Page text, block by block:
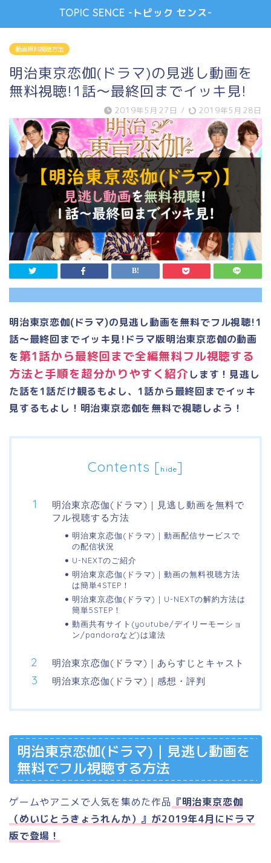
TOPIC SENCE -トピック センス-
動画無料視聴方法
明治東京恋伽(ドラマ)の見逃し動画を
無料視聴!1話～最終回までイッキ見!
2019年5月27日 / 2019年5月28日
明治東京恋伽(ドラマ)の見逃し動画を無料でフル視聴!1
話～最終回までイッキ見!ドラマ版明治東京恋伽の動画
を第1話から最終回まで全編無料フル視聴する
方法と手順を超分かりやすく紹介 します！見逃し
た話を1話だけ観るもよし、1話から最終回までイッキ
見するもよし！明治東京恋伽を無料で視聴しよう！
Contents [hide]
明治東京恋伽(ドラマ)｜見逃し動画を無料で
フル視聴する方法
明治東京恋伽(ドラマ)｜動画配信サービスで
の配信状況
U-NEXTのご紹介
明治東京恋伽(ドラマ)｜動画の無料視聴方法
は簡単4STEP！
明治東京恋伽(ドラマ)｜U-NEXTの解約方法は
簡単5STEP！
動画共有サイト(youtube/デイリーモーショ
ン/pandoraなど)は違法
明治東京恋伽(ドラマ)｜あらすじとキャスト
明治東京恋伽(ドラマ)｜感想・評判
明治東京恋伽(ドラマ)｜見逃し動画を
無料でフル視聴する方法
ゲームやアニメで人気を集めた作品 『明治東京恋伽
（めいじとうきょうれんか）』が2019年4月にドラマ
版で登場！